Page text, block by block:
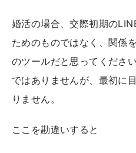
婚活の場合、交際初期の
ためのものではなく、関係
のツールだと思ってくださ
ではありませんが、最初に
りません。
ここを勘違いすると